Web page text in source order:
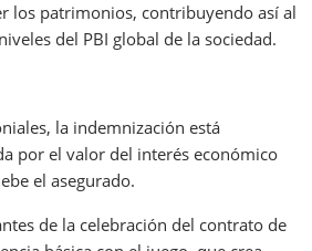
los patrimonios, contribuyendo así al
del PBI global de la sociedad.
la indemnización está
por el valor del interés económico
el asegurado.
de la celebración del contrato de